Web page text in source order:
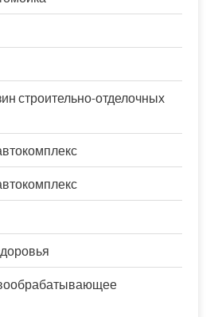
строительно-отделочных